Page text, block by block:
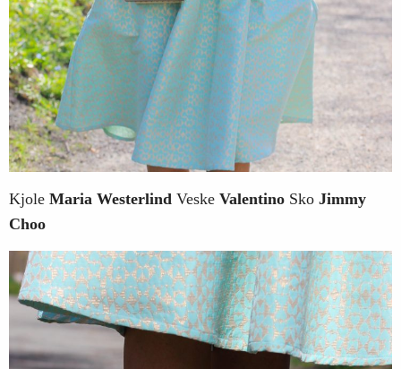
Kjole Maria Westerlind Veske Valentino Sko Jimmy
Choo